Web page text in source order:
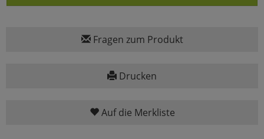
Fragen zum Produkt
Drucken
Auf die Merkliste